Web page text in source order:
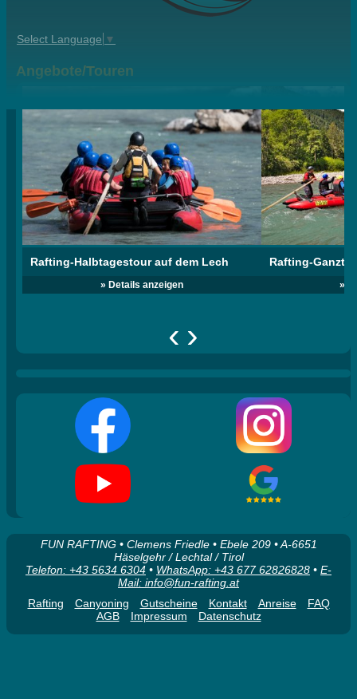
Select Language ▼
Angebote/Touren
Rafting-Halbtagestour auf dem Lech
» Details anzeigen
Rafting-
»
‹ ›
FUN RAFTING • Clemens Friedle • Ebele 209 • A-6651
Häselgehr / Lechtal / Tirol
Telefon: +43 5634 6304 • WhatsApp: +43 677 62826828 • E-
Mail: info@fun-rafting.at
Rafting
Canyoning Gutscheine Kontakt Anreise
FAQ
AGB
Impressum Datenschutz